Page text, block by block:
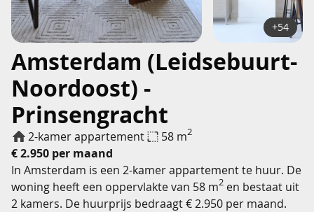
Amsterdam (Leidsebuurt-
Noordoost) -
Prinsengracht
2-kamer appartement 58 m2
€ 2.950 per maand
+54
In Amsterdam is een 2-kamer appartement te huur. De
woning heeft een oppervlakte van 58 m2 en bestaat uit
2 kamers. De huurprijs bedraagt € 2.950 per maand.